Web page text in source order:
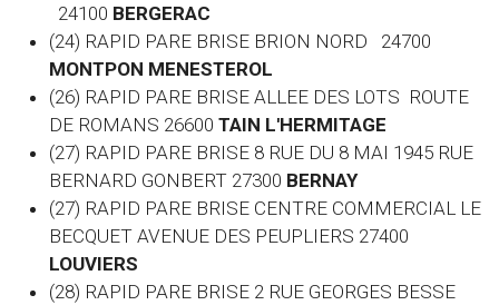
24100 BERGERAC
(24) RAPID PARE BRISE BRION NORD 24700
MONTPON MENESTEROL
(26) RAPID PARE BRISE ALLEE DES LOTS ROUTE
DE ROMANS 26600 TAIN L'HERMITAGE
(27) RAPID PARE BRISE 8 RUE DU 8 MAI 1945 RUE
BERNARD GONBERT 27300 BERNAY
(27) RAPID PARE BRISE CENTRE COMMERCIAL LE
BECQUET AVENUE DES PEUPLIERS 27400
LOUVIERS
(28) RAPID PARE BRISE 2 RUE GEORGES BESSE